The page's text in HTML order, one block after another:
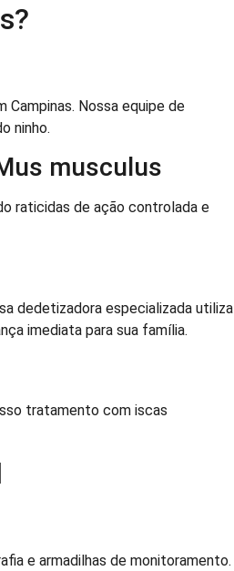
Nossa equipe de
ninho.
musculus
raticidas de ação controlada e
dedetizadora especializada utiliza
imediata para sua família.
tratamento com iscas
e armadilhas de monitoramento.